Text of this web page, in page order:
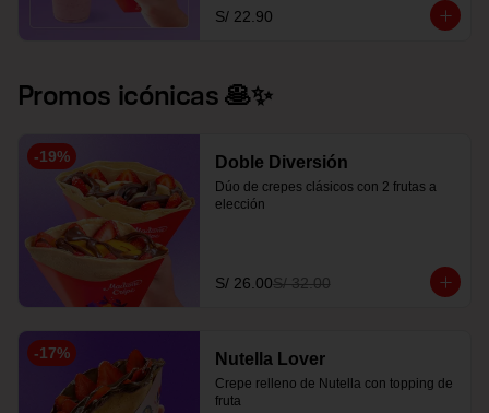
S/ 22.90
Promos icónicas 🥞✨
-19% Doble Diversión
Dúo de crepes clásicos con 2 frutas a
elección
S/ 26.00S/ 32.00
-17% Nutella Lover
Crepe relleno de Nutella con topping de
fruta